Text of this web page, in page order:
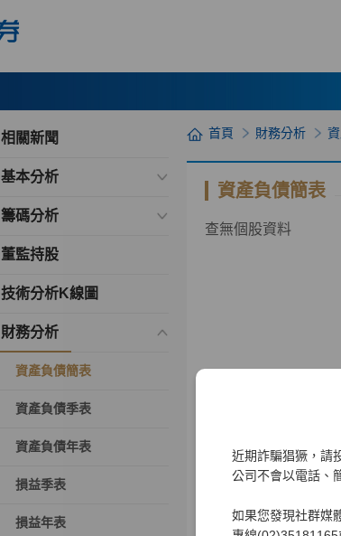
近期詐騙猖獗，請
公司不會以電話、
如果您發現社群媒
相關新聞
基本分析
籌碼分析
董監持股
技術分析K線圖
財務分析
資產負債簡表
資產負債季表
資產負債年表
損益季表
損益年表
首頁 財務分析
資產負債簡表
查無個股資料